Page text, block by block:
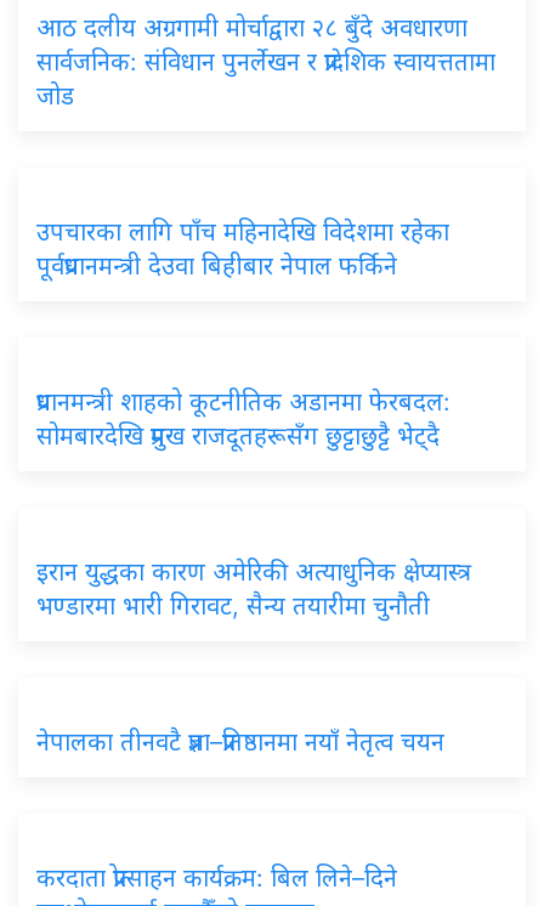
आठ दलीय अग्रगामी मोर्चाद्वारा २८ बुँदे अवधारणा
सार्वजनिक: संविधान पुनर्लेखन र प्रादेशिक स्वायत्ततामा
जोड
उपचारका लागि पाँच महिनादेखि विदेशमा रहेका
पूर्वप्रधानमन्त्री देउवा बिहीबार नेपाल फर्किने
प्रधानमन्त्री शाहको कूटनीतिक अडानमा फेरबदल:
सोमबारदेखि प्रमुख राजदूतहरूसँग छुट्टाछुट्टै भेट्दै
इरान युद्धका कारण अमेरिकी अत्याधुनिक क्षेप्यास्त्र
भण्डारमा भारी गिरावट, सैन्य तयारीमा चुनौती
नेपालका तीनवटै प्रज्ञा–प्रतिष्ठानमा नयाँ नेतृत्व चयन
करदाता प्रोत्साहन कार्यक्रम: बिल लिने–दिने